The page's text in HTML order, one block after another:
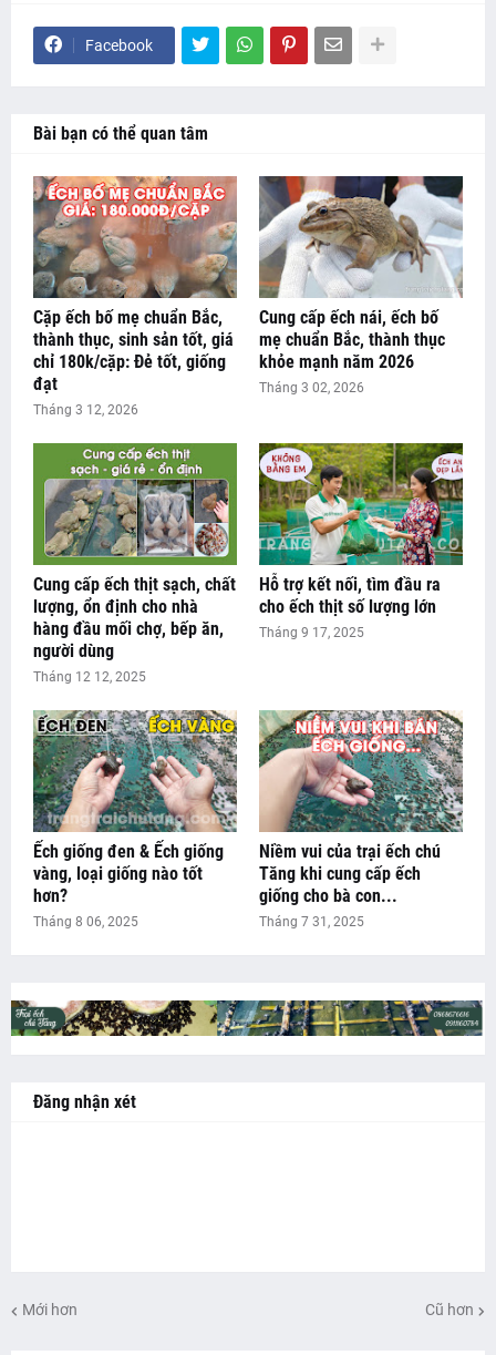
Facebook
Bài bạn có thể quan tâm
Cặp ếch bố mẹ chuẩn Bắc,
thành thục, sinh sản tốt, giá
chỉ 180k/cặp: Đẻ tốt, giống
đạt
Tháng 3 12, 2026
Cung cấp ếch nái, ếch bố
mẹ chuẩn Bắc, thành thục
khỏe mạnh năm 2026
Tháng 3 02, 2026
Cung cấp ếch thịt sạch, chất
lượng, ổn định cho nhà
hàng đầu mối chợ, bếp ăn,
người dùng
Tháng 12 12, 2025
Hỗ trợ kết nối, tìm đầu ra
cho ếch thịt số lượng lớn
Tháng 9 17, 2025
Ếch giống đen & Ếch giống
vàng, loại giống nào tốt
hơn?
Tháng 8 06, 2025
Niềm vui của trại ếch chú
Tăng khi cung cấp ếch
giống cho bà con...
Tháng 7 31, 2025
Đăng nhận xét
Mới hơn Cũ hơn